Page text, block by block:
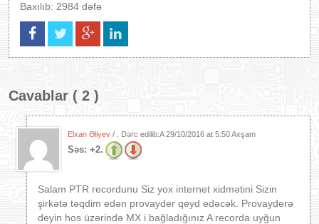
Baxılıb: 2984 dəfə
Cavablar ( 2 )
Elxan Əliyev / . Dərc edilib:A29/10/2016 at 5:50 Axşam
Səs: +2.
Salam PTR recordunu Siz yox internet xidmətini Sizin
şirkətə təqdim edən provayder qeyd edəcək. Provayderə
deyin hos üzərində MX i bağladığınız A recorda uyğun